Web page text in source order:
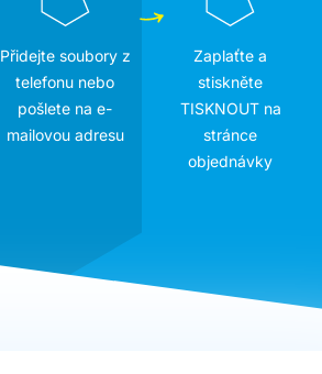
Přidejte soubory z
telefonu nebo
pošlete na e-
mailovou adresu
Zaplaťte a
stiskněte
TISKNOUT na
stránce
objednávky